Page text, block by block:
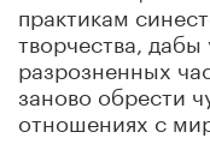
практикам
творчества, дабы
разрозненных
заново обрести
отношениях с